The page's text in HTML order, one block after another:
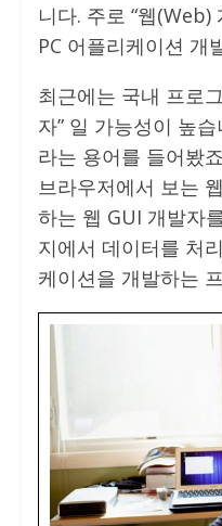
니다. 주로 “웹(Web)
PC 어플리케이션 개
최근에는 국내 프로
자” 일 가능성이 높
라는 용어를 들어봤
브라우저에서 보는
하는 웹 GUI 개발자
지에서 데이터를 처
케이션을 개발하는